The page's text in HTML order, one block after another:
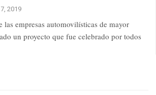
2019
las empresas automovilísticas de mayor
un proyecto que fue celebrado por todos